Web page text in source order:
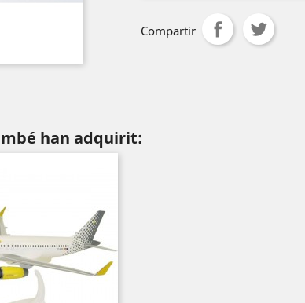
Compartir
han adquirit: